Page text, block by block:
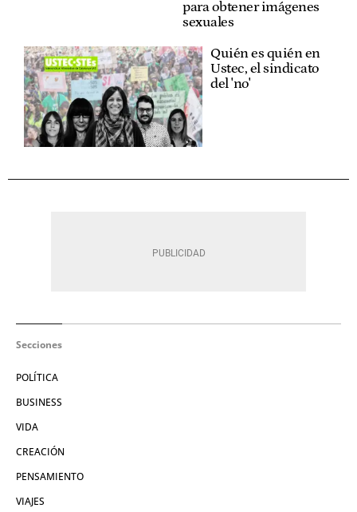
para obtener imágenes
sexuales
Quién es quién en
Ustec, el sindicato
del 'no'
Secciones
POLÍTICA
BUSINESS
VIDA
CREACIÓN
PENSAMIENTO
VIAJES